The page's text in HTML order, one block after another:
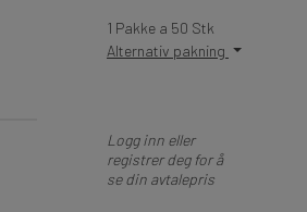
1 Pakke a 50 Stk
Alternativ pakning
Logg inn eller
registrer deg for å
se din avtalepris